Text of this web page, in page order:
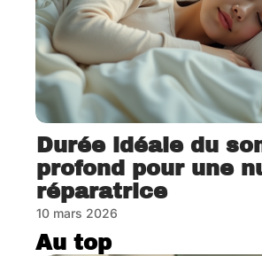
Durée idéale du
profond pour une
réparatrice
10 mars 2026
Au top